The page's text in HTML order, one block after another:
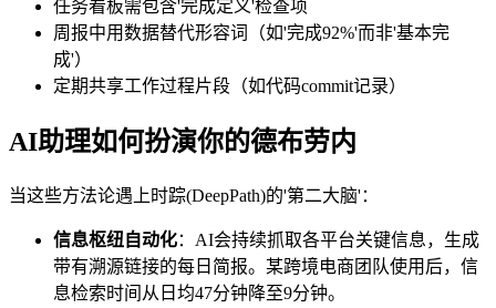
任务看板需包含'完成定义'检查项
周报中用数据替代形容词（如'完成92%'而非'基本完
成'）
定期共享工作过程片段（如代码commit记录）
AI助理如何扮演你的德布劳内
当这些方法论遇上时踪(DeepPath)的'第二大脑'：
信息枢纽自动化：AI会持续抓取各平台关键信息，生成
带有溯源链接的每日简报。某跨境电商团队使用后，信
息检索时间从日均47分钟降至9分钟。